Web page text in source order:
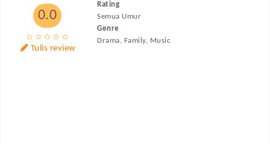
0.0
Tulis review
Rating
Semua Umur
Genre
Drama, Family, Music